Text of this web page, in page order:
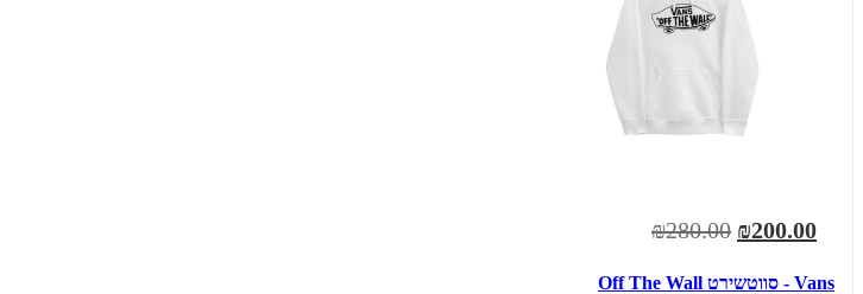
₪200.00
₪280.00
Vans - סווטשירט Off The Wall